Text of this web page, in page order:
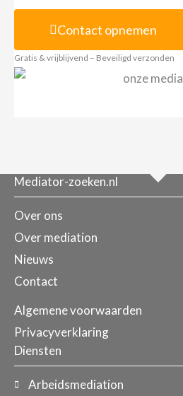
Contact opnemen
Gratis & vrijblijvend – Beveiligd verzonden
Mediator-zoeken.nl
Over ons
Over mediation
Nieuws
Contact
Algemene voorwaarden
Privacyverklaring
Diensten
Arbeidsmediation